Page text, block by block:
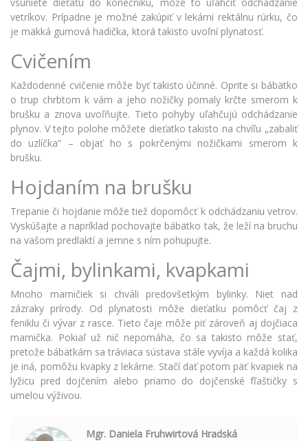
vetríkov. Prípadne je možné zakúpiť v lekárni rektálnu rúrku, čo
je mäkká gumová hadička, ktorá takisto uvoľní plynatosť.
Cvičením
Každodenné cvičenie môže byť takisto účinné. Oprite si bábätko
o trup chrbtom k vám a jeho nožičky pomaly krčte smerom k
brušku a znova uvoľňujte. Tieto pohyby uľahčujú odchádzanie
plynov. V tejto polohe môžete dieťatko takisto na chvíľu „zabaliť
do uzlíčka“ – objať ho s pokrčenými nožičkami smerom k
brušku.
Hojdaním na brušku
Trepanie či hojdanie môže tiež dopomôcť k odchádzaniu vetrov.
Vyskúšajte a napríklad pochovajte bábätko tak, že leží na bruchu
na vašom predlaktí a jemne s ním pohupujte.
Čajmi, bylinkami, kvapkami
Mnoho mamičiek si chváli predovšetkým bylinky. Niet nad
zázraky prírody. Od plynatosti môže dieťatku pomôcť čaj z
feniklu či vývar z rasce. Tieto čaje môže piť zároveň aj dojčiaca
mamička. Pokiaľ už nič nepomáha, čo sa takisto môže stať,
pretože bábätkám sa tráviaca sústava stále vyvíja a každá kolika
je iná, pomôžu kvapky z lekárne. Stačí dať potom päť kvapiek na
lyžicu pred dojčením alebo priamo do dojčenské fľaštičky s
umelou výživou.
Mgr. Daniela Fruhwirtová Hradská